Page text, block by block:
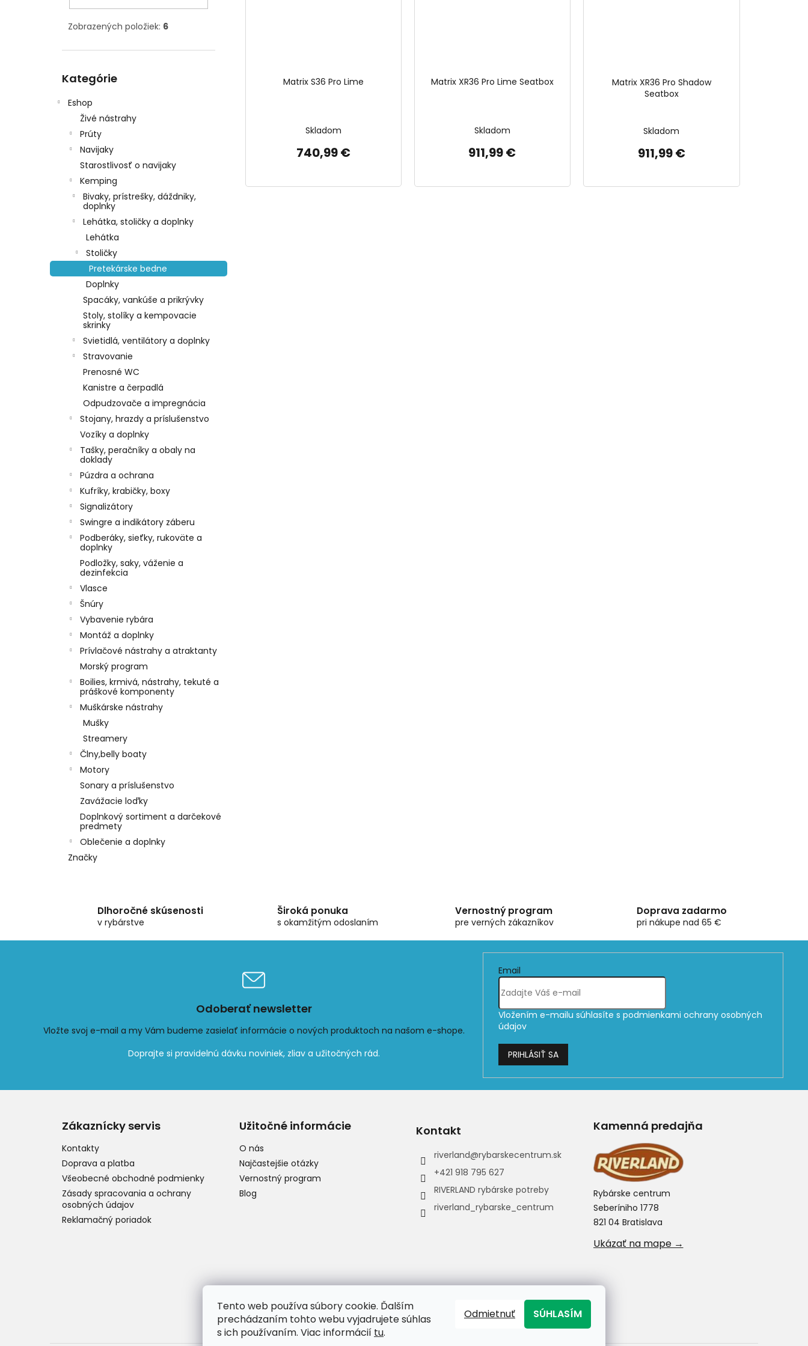
Tento web používa súbory cookie. Ďalším
prechádzaním tohto webu vyjadrujete súhlas
s ich používaním. Viac informácií tu.
Odmietnuť SÚHLASÍM
Zobrazených položiek: 6
kategórie
Kategórie
Eshop
Živé nástrahy
Prúty
Navijaky
Starostlivosť o navijaky
Kemping
Bivaky, prístrešky, dáždniky,
doplnky
Lehátka, stoličky a doplnky
Lehátka
Stoličky
Pretekárske bedne
Doplnky
Spacáky, vankúše a prikrývky
Stoly, stolíky a kempovacie
skrinky
Svietidlá, ventilátory a doplnky
Stravovanie
Prenosné WC
Kanistre a čerpadlá
Odpudzovače a impregnácia
Stojany, hrazdy a príslušenstvo
Vozíky a doplnky
Tašky, peračníky a obaly na
doklady
Púzdra a ochrana
Kufríky, krabičky, boxy
Signalizátory
Swingre a indikátory záberu
Podberáky, sieťky, rukoväte a
doplnky
Podložky, saky, váženie a
dezinfekcia
Vlasce
Šnúry
Vybavenie rybára
Montáž a doplnky
Prívlačové nástrahy a atraktanty
Morský program
Boilies, krmivá, nástrahy, tekuté a
práškové komponenty
Muškárske nástrahy
Mušky
Streamery
Člny,belly boaty
Motory
Sonary a príslušenstvo
Zavážacie loďky
Doplnkový sortiment a darčekové
predmety
Oblečenie a doplnky
Značky
Matrix S36 Pro Lime
Skladom
740,99 €
Matrix XR36 Pro Lime Seatbox
Skladom
911,99 €
Matrix XR36 Pro Shadow
Seatbox
Skladom
911,99 €
Dlhoročné skúsenosti
v rybárstve
Široká ponuka
s okamžitým odoslaním
Vernostný program
pre verných zákazníkov
Doprava zadarmo
pri nákupe nad 65 €
Odoberať newsletter
Vložte svoj e-mail a my Vám budeme zasielať informácie o nových produktoch na našom e-shope.
Email
Vložením e-mailu súhlasíte s podmienkami ochrany osobných
údajov
PRIHLÁSIŤ SA
Z
Zákaznícky servis
Kontakty
Doprava a platba
Všeobecné obchodné podmienky
Zásady spracovania a ochrany
osobných údajov
Reklamačný poriadok
Užitočné informácie
O nás
Najčastejšie otázky
Vernostný program
Blog
Kontakt
riverland@rybarskecentrum.sk
+421 918 795 627
RIVERLAND rybárske potreby
riverland_rybarske_centrum
Kamenná predajňa
Rybárske centrum
Seberíniho 1778
821 04 Bratislava
Ukázať na mape →